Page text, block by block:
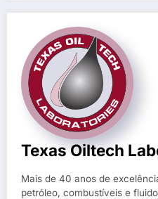
Texas Oiltech
Mais de 40 anos de
petróleo, combustíveis e